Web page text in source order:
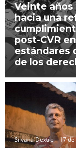
Veinte
hacia una
post-CVR
estándares
de los
Silvana Dextre 17